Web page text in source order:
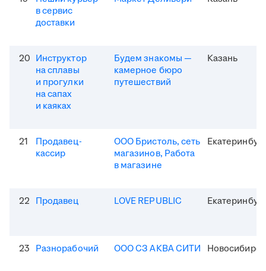
в сервис
доставки
20 Инструктор
на сплавы
и прогулки
на сапах
и каяках
Будем знакомы —
камерное бюро
путешествий
Казань
21
Продавец-
кассир
ООО Бристоль, сеть
магазинов, Работа
в магазине
22 Продавец LOVE REPUBLIC
23 Разнорабочий ООО СЗ АКВА СИТИ Новосибирск